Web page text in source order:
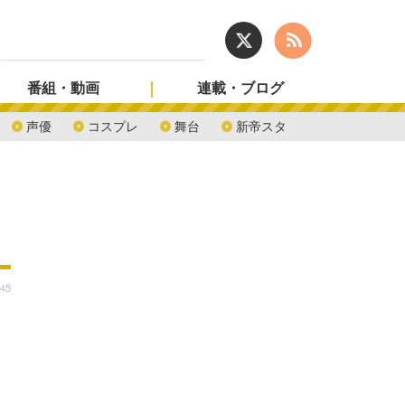
声優 コスプレ 舞台 新帝スタ
番組・動画 連載・ブログ